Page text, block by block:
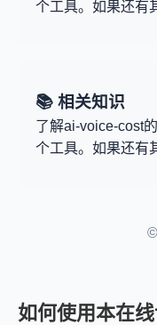
个工具。如果还有
📚 相关知识
了解ai-voice-cost
个工具。如果还有
如何使用本在